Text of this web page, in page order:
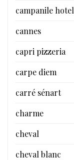
campanile hotel
cannes
capri pizzeria
carpe diem
carré sénart
charme
cheval
cheval blanc